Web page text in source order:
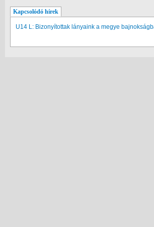
Kapcsolódó hírek
U14 L: Bizonyítottak lányaink a megye